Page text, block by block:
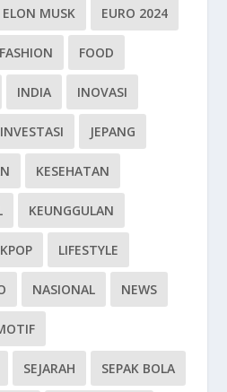
ELON MUSK EURO 2024
FASHION FOOD
INDIA INOVASI
INVESTASI JEPANG
KESEHATAN
KEUNGGULAN
KPOP LIFESTYLE
NASIONAL NEWS
SEJARAH SEPAK BOLA